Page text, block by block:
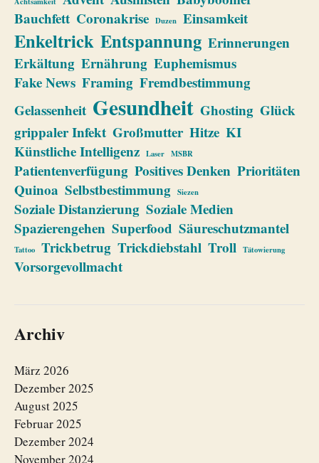
Bauchfett Coronakrise Duzen Einsamkeit
Enkeltrick Entspannung Erinnerungen
Erkältung Ernährung Euphemismus
Fake News Framing Fremdbestimmung
Gelassenheit Gesundheit Ghosting Glück
grippaler Infekt Großmutter Hitze KI
Künstliche Intelligenz Laser MSBR
Patientenverfügung Positives Denken Prioritäten
Quinoa Selbstbestimmung Siezen
Soziale Distanzierung Soziale Medien
Spazierengehen Superfood Säureschutzmantel
Tattoo Trickbetrug Trickdiebstahl Troll Tätowierung
Vorsorgevollmacht
Archiv
März 2026
Dezember 2025
August 2025
Februar 2025
Dezember 2024
November 2024